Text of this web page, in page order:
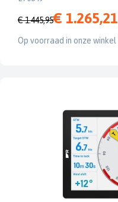
€ 1.445,95€ 1.265,21
Op voorraad in onze winkel